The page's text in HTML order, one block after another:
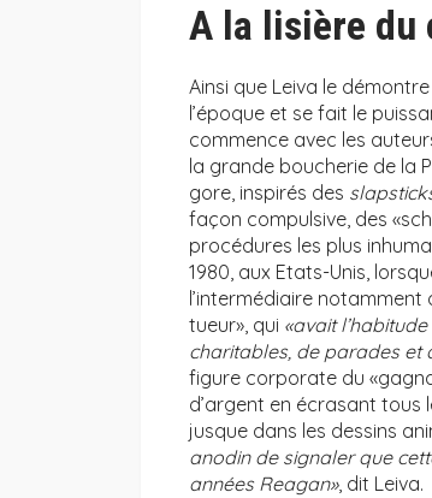
A la lisière du
Ainsi que Leiva le
l’époque et se fait le
commence avec les
la grande boucherie de la
gore, inspirés des
façon compulsive, des
procédures les plus
1980, aux Etats-Unis,
l’intermédiaire notamment
tueur», qui «avait
charitables, de parades et
figure corporate du
d’argent en écrasant tous
jusque dans les dessins
anodin de signaler que
années Reagan», dit Leiva.